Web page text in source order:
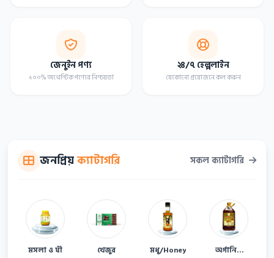
জেনুইন পণ্য
১০০% অথেন্টিক পণ্যের নিশ্চয়তা
২৪/৭ হেল্পলাইন
যেকোনো প্রয়োজনে কল করুন
জনপ্রিয়ক্যাটাগরি সকল ক্যাটাগরি
মসলা ও ঘী খেজুর মধু/Honey
অর্গানিক